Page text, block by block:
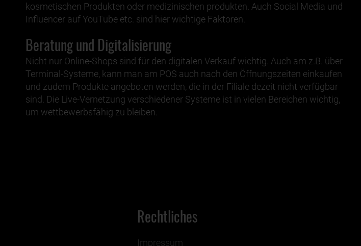
kosmetischen Produkten oder medizinischen produkten. Auch Social Media und
Influencer auf YouTube etc. sind hier wichtige Faktoren.
Beratung und Digitalisierung
Nicht nur Online-Shops sind für den digitalen Verkauf wichtig. Auch am z.B. über
Terminal-Systeme, kann man am POS auch nach den Öffnungszeiten einkaufen
und zudem Produkte angeboten werden, die in der Filiale dezeit nicht verfügbar
sind. Die Live-Vernetzung verschiedener Systeme ist in vielen Bereichen wichtig,
um wettbewerbsfähig zu bleiben.
Rechtliches
Impressum